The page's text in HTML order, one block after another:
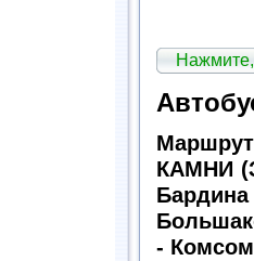
КАМНИ
-